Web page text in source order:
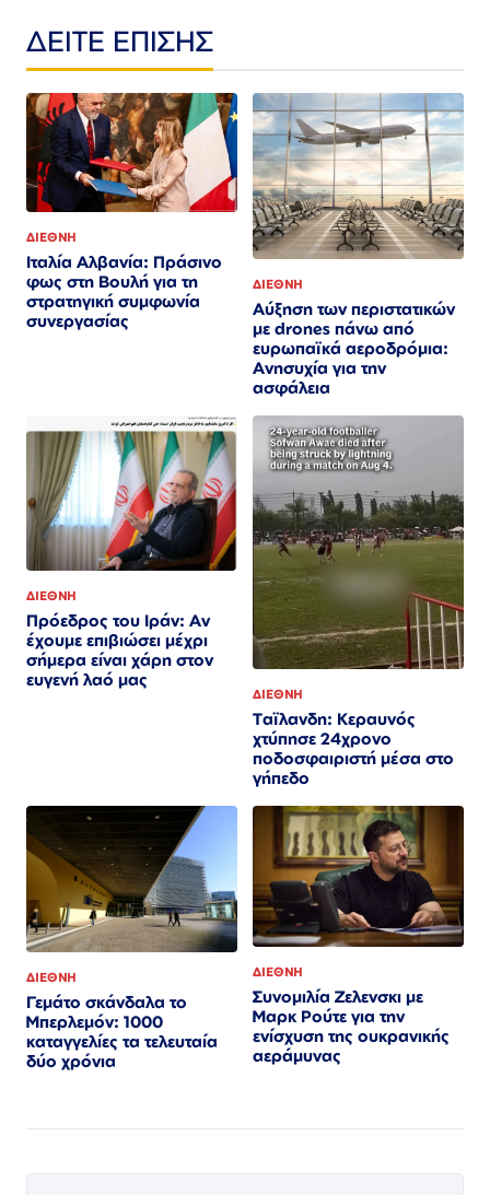
ΔΕΙΤΕ ΕΠΙΣΗΣ
ΔΙΕΘΝΗ
Ιταλία Αλβανία: Πράσινο
φως στη Βουλή για τη
στρατηγική συμφωνία
συνεργασίας
ΔΙΕΘΝΗ
Αύξηση των περιστατικών
με drones πάνω από
ευρωπαϊκά αεροδρόμια:
Ανησυχία για την
ασφάλεια
ΔΙΕΘΝΗ
Πρόεδρος του Ιράν: Αν
έχουμε επιβιώσει μέχρι
σήμερα είναι χάρη στον
ευγενή λαό μας
ΔΙΕΘΝΗ
Ταϊλανδη: Κεραυνός
χτύπησε 24χρονο
ποδοσφαιριστή μέσα στο
γήπεδο
ΔΙΕΘΝΗ
Γεμάτο σκάνδαλα το
Μπερλεμόν: 1000
καταγγελίες τα τελευταία
δύο χρόνια
ΔΙΕΘΝΗ
Συνομιλία Ζελενσκι με
Μαρκ Ρούτε για την
ενίσχυση της ουκρανικής
αεράμυνας